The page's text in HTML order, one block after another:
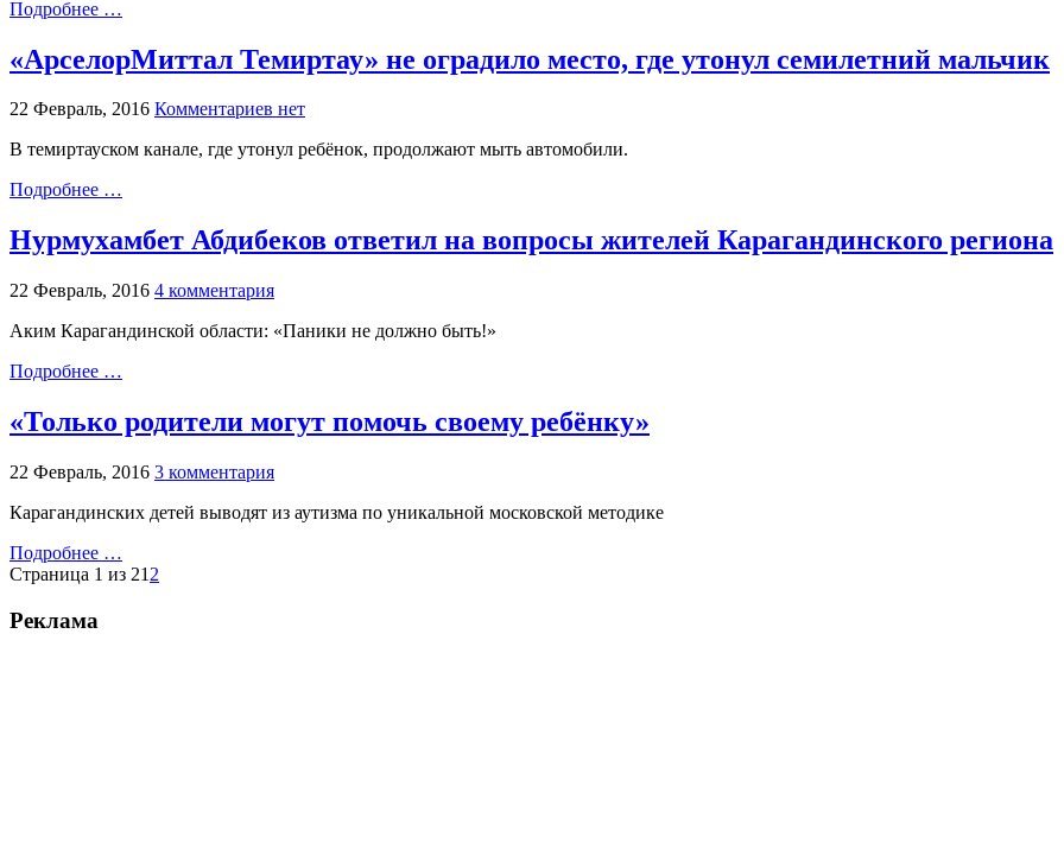
Подробнее …
«АрселорМиттал Темиртау» не оградило место, где утонул семилетний мальчик
22 Февраль, 2016 Комментариев нет
В темиртауском канале, где утонул ребёнок, продолжают мыть автомобили.
Подробнее …
Нурмухамбет Абдибеков ответил на вопросы жителей Карагандинского региона
22 Февраль, 2016 4 комментария
Аким Карагандинской области: «Паники не должно быть!»
Подробнее …
«Только родители могут помочь своему ребёнку»
22 Февраль, 2016 3 комментария
Карагандинских детей выводят из аутизма по уникальной московской методике
Подробнее …
Страница 1 из 21 2
Реклама